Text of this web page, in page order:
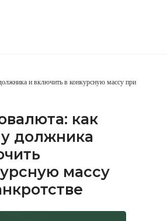
и включить в конкурсную массу при
как
должника
массу